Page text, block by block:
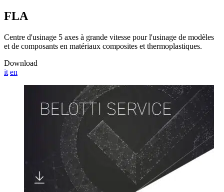
FLA
Centre d'usinage 5 axes à grande vitesse pour l'usinage de modèles
et de composants en matériaux composites et thermoplastiques.
Download
it en